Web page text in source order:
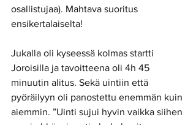
osallistujaa). Mahtava suoritus
ensikertalaiselta!
Jukalla oli kyseessä kolmas startti
Joroisilla ja tavoitteena oli 4h 45
minuutin alitus. Sekä uintiin että
pyöräilyyn oli panostettu enemmän kuin
aiemmin. ”Uinti sujui hyvin vaikka siihen